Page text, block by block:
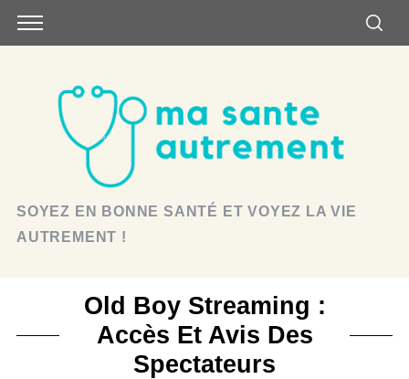
SOYEZ EN BONNE SANTÉ ET VOYEZ LA VIE
AUTREMENT !
Old Boy Streaming :
Accès Et Avis Des
Spectateurs